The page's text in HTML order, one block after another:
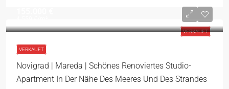
VERKAUFT
VERKAUFT
Novigrad | Mareda | Schönes Renoviertes Studio-
Apartment In Der Nähe Des Meeres Und Des Strandes